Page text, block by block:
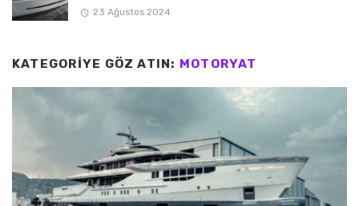
23 Ağustos 2024
KATEGORIYE GÖZ ATIN: MOTORYAT